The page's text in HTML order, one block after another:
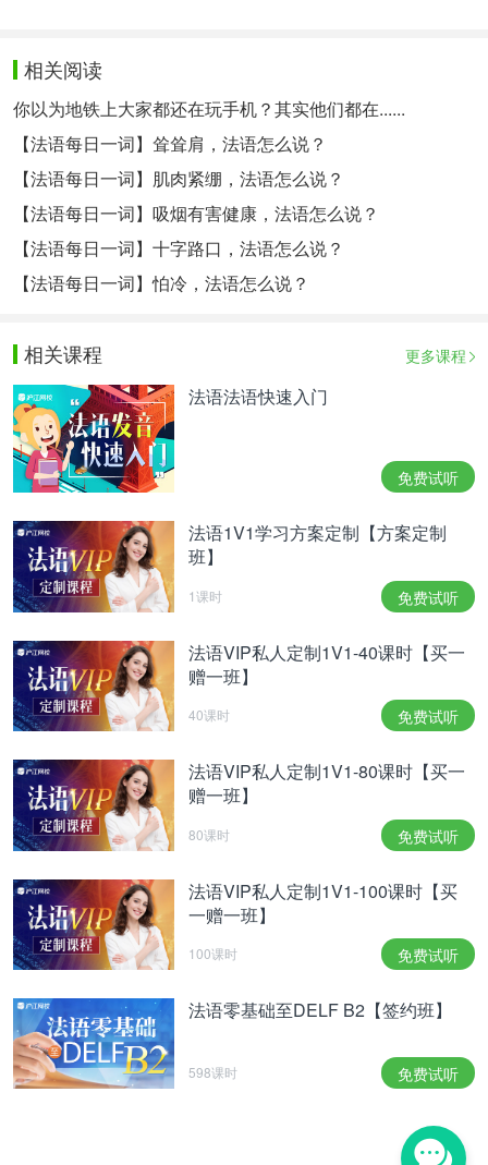
相关阅读
你以为地铁上大家都还在玩手机？其实他们都在......
【法语每日一词】耸耸肩，法语怎么说？
【法语每日一词】肌肉紧绷，法语怎么说？
【法语每日一词】吸烟有害健康，法语怎么说？
【法语每日一词】十字路口，法语怎么说？
【法语每日一词】怕冷，法语怎么说？
相关课程 更多课程
法语法语快速入门
免费试听
法语1V1学习方案定制【方案定制
班】
1课时 免费试听
法语VIP私人定制1V1-40课时【买一
赠一班】
40课时 免费试听
法语VIP私人定制1V1-80课时【买一
赠一班】
80课时 免费试听
法语VIP私人定制1V1-100课时【买
一赠一班】
100课时 免费试听
法语零基础至DELF B2【签约班】
598课时 免费试听